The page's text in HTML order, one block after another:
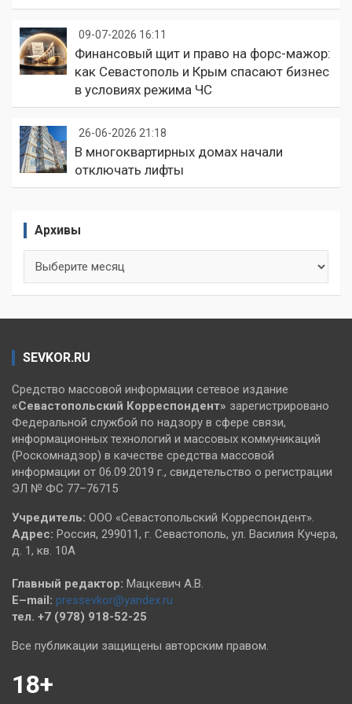
09-07-2026 16:11
Финансовый щит и право на форс-мажор:
как Севастополь и Крым спасают бизнес
в условиях режима ЧС
26-06-2026 21:18
В многоквартирных домах начали
отключать лифты
Архивы
SEVKOR.RU
Средство массовой информации сетевое издание
«Севастопольский Корреспондент» зарегистрировано
Федеральной службой по надзору в сфере связи,
информационных технологий и массовых коммуникаций
(Роскомнадзор) в качестве средства массовой
информации от 06.09.2019 г., свидетельство о регистрации
ЭЛ № ФС 77–76715
Учредитель: ООО «Севастопольский Корреспондент».
Адрес: Россия, 299011, г. Севастополь, ул. Василия Кучера,
д. 1, кв. 10А
Главный редактор: Мацкевич А.В.
E–mail: pressevkor@yandex.ru
тел. +7 (978) 918-52-25
Все публикации защищены авторским правом.
18+